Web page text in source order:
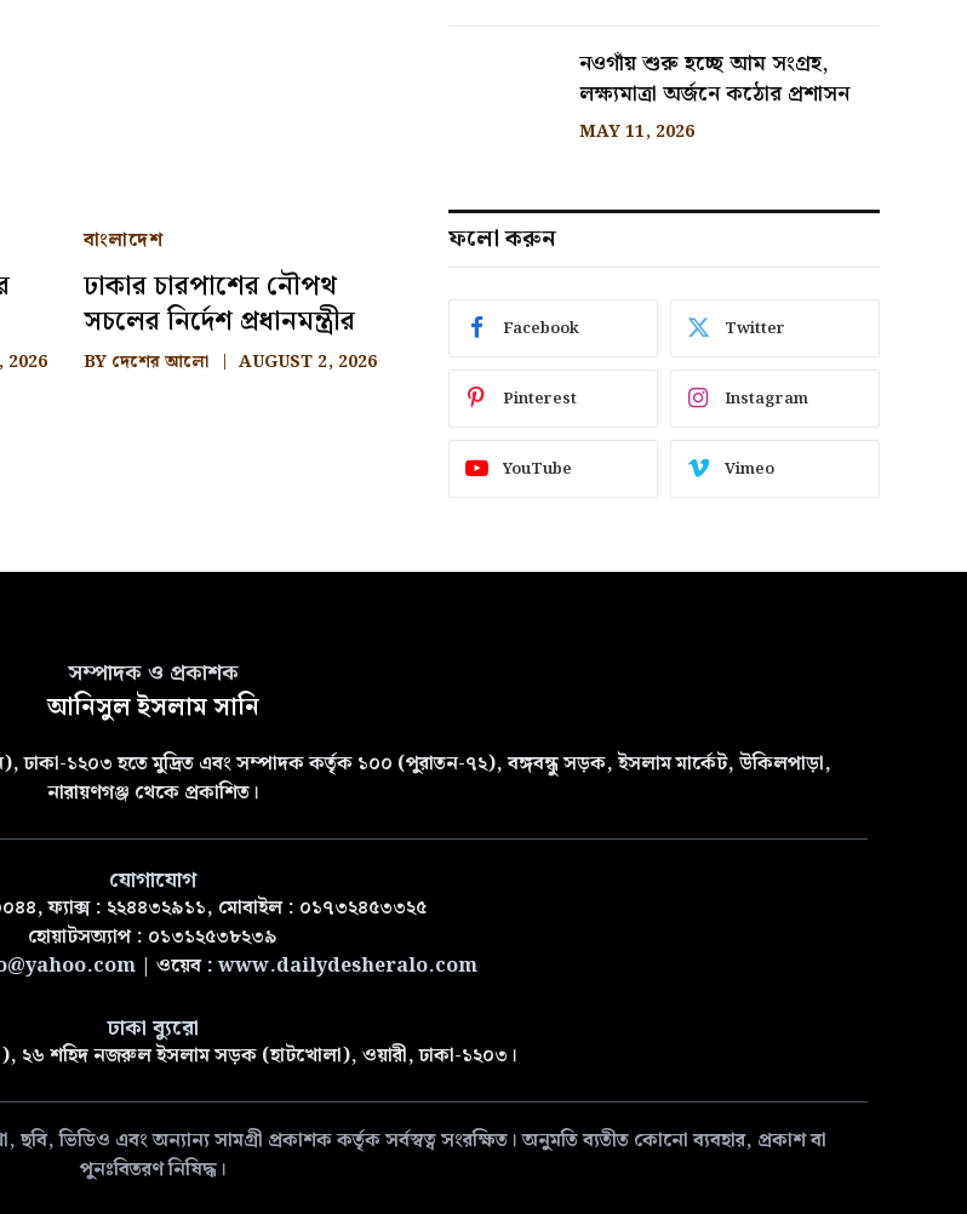
2026
বাংলাদেশ
ঢাকার চারপাশের নৌপথ
সচলের নির্দেশ প্রধানমন্ত্রীর
BY দেশের আলো AUGUST 2, 2026
নওগাঁয় শুরু হচ্ছে আম সংগ্রহ,
লক্ষ্যমাত্রা অর্জনে কঠোর প্রশাসন
MAY 11, 2026
ফলো করুন
Facebook Twitter
Pinterest Instagram
YouTube Vimeo
সম্পাদক ও প্রকাশক
আনিসুল ইসলাম সানি
ঢাকা-১২০৩ হতে মুদ্রিত এবং সম্পাদক কর্তৃক ১০০ (পুরাতন-৭২), বঙ্গবন্ধু সড়ক, ইসলাম মার্কেট, উকিলপাড়া,
নারায়ণগঞ্জ থেকে প্রকাশিত।
যোগাযোগ
ফ্যাক্স : ২২৪৪৩২৯১১, মোবাইল : ০১৭৩২৪৫৩৩২৫
হোয়াটসঅ্যাপ : ০১৩১২৫৩৮২৩৯
| ওয়েব : www.dailydesheralo.com
ঢাকা ব্যুরো
২৬ শহিদ নজরুল ইসলাম সড়ক (হাটখোলা), ওয়ারী, ঢাকা-১২০৩।
এবং অন্যান্য সামগ্রী প্রকাশক কর্তৃক সর্বস্বত্ব সংরক্ষিত। অনুমতি ব্যতীত কোনো ব্যবহার, প্রকাশ বা
পুনঃবিতরণ নিষিদ্ধ।